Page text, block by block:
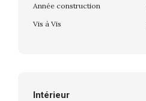
Année construction
Vis à Vis
Intérieur